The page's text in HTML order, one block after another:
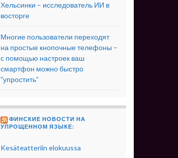
Хельсинки – исследователь ИИ в
восторге
Многие пользователи переходят
на простые кнопочные телефоны –
с помощью настроек ваш
смартфон можно быстро
”упростить”
ФИНСКИЕ НОВОСТИ НА
УПРОЩЕННОМ ЯЗЫКЕ:
Kesäteatteriin elokuussa